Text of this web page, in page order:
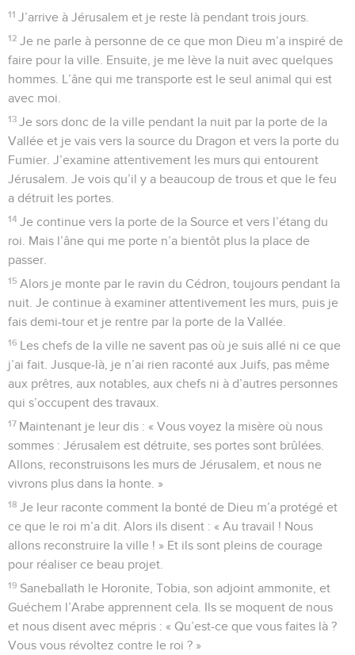
11 J’arrive à Jérusalem et je reste là pendant trois jours.
12 Je ne parle à personne de ce que mon Dieu m’a inspiré de
faire pour la ville. Ensuite, je me lève la nuit avec quelques
hommes. L’âne qui me transporte est le seul animal qui est
avec moi.
13 Je sors donc de la ville pendant la nuit par la porte de la
Vallée et je vais vers la source du Dragon et vers la porte du
Fumier. J’examine attentivement les murs qui entourent
Jérusalem. Je vois qu’il y a beaucoup de trous et que le feu
a détruit les portes.
14 Je continue vers la porte de la Source et vers l’étang du
roi. Mais l’âne qui me porte n’a bientôt plus la place de
passer.
15 Alors je monte par le ravin du Cédron, toujours pendant la
nuit. Je continue à examiner attentivement les murs, puis je
fais demi-tour et je rentre par la porte de la Vallée.
16 Les chefs de la ville ne savent pas où je suis allé ni ce que
j’ai fait. Jusque-là, je n’ai rien raconté aux Juifs, pas même
aux prêtres, aux notables, aux chefs ni à d’autres personnes
qui s’occupent des travaux.
17 Maintenant je leur dis : « Vous voyez la misère où nous
sommes : Jérusalem est détruite, ses portes sont brûlées.
Allons, reconstruisons les murs de Jérusalem, et nous ne
vivrons plus dans la honte. »
18 Je leur raconte comment la bonté de Dieu m’a protégé et
ce que le roi m’a dit. Alors ils disent : « Au travail ! Nous
allons reconstruire la ville ! » Et ils sont pleins de courage
pour réaliser ce beau projet.
19 Saneballath le Horonite, Tobia, son adjoint ammonite, et
Guéchem l’Arabe apprennent cela. Ils se moquent de nous
et nous disent avec mépris : « Qu’est-ce que vous faites là ?
Vous vous révoltez contre le roi ? »